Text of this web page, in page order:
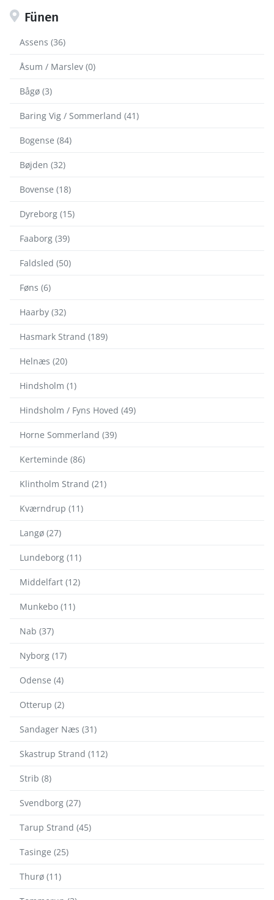
Fünen
Assens (36)
Åsum / Marslev (0)
Bågø (3)
Baring Vig / Sommerland (41)
Bogense (84)
Bøjden (32)
Bovense (18)
Dyreborg (15)
Faaborg (39)
Faldsled (50)
Føns (6)
Haarby (32)
Hasmark Strand (189)
Helnæs (20)
Hindsholm (1)
Hindsholm / Fyns Hoved (49)
Horne Sommerland (39)
Kerteminde (86)
Klintholm Strand (21)
Kværndrup (11)
Langø (27)
Lundeborg (11)
Middelfart (12)
Munkebo (11)
Nab (37)
Nyborg (17)
Odense (4)
Otterup (2)
Sandager Næs (31)
Skastrup Strand (112)
Strib (8)
Svendborg (27)
Tarup Strand (45)
Tasinge (25)
Thurø (11)